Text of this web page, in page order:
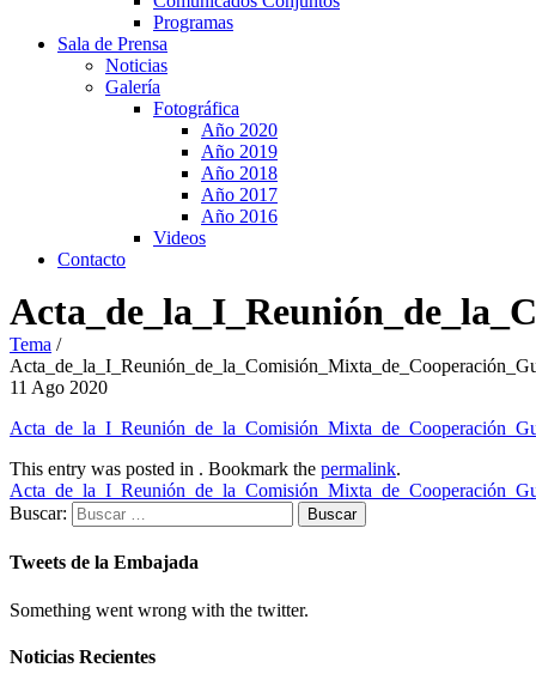
Programas
Sala de Prensa
Noticias
Galería
Fotográfica
Año 2020
Año 2019
Año 2018
Año 2017
Año 2016
Videos
Contacto
Tema /
11 Ago 2020
This entry was posted in . Bookmark the permalink.
Buscar:
Tweets de la Embajada
Something went wrong with the twitter.
Noticias Recientes